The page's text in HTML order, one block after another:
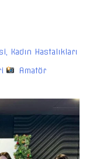
Kadın Hastalıkları
Amatör